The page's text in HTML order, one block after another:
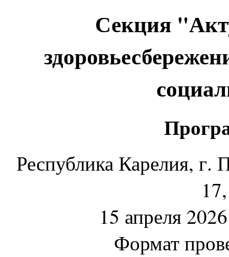
Секция
Республика Карелия, г.
15 апреля
Формат